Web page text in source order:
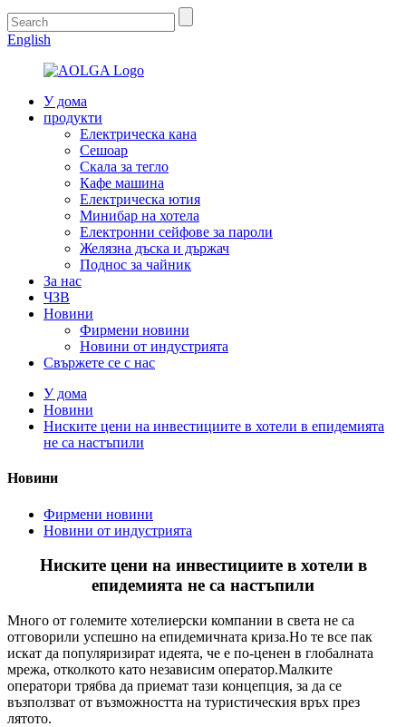
English
У дома
продукти
Електрическа кана
Сешоар
Скала за тегло
Кафе машина
Електрическа ютия
Минибар на хотела
Електронни сейфове за пароли
Желязна дъска и държач
Поднос за чайник
За нас
ЧЗВ
Новини
Фирмени новини
Новини от индустрията
Свържете се с нас
У дома
Новини
Ниските цени на инвестициите в хотели в епидемията
не са настъпили
Новини
Фирмени новини
Новини от индустрията
Ниските цени на инвестициите в хотели в
епидемията не са настъпили
Много от големите хотелиерски компании в света не са
отговорили успешно на епидемичната криза.Но те все пак
искат да популяризират идеята, че е по-ценен в глобалната
мрежа, отколкото като независим оператор.Малките
оператори трябва да приемат тази концепция, за да се
възползват от възможността на туристическия връх през
лятото.